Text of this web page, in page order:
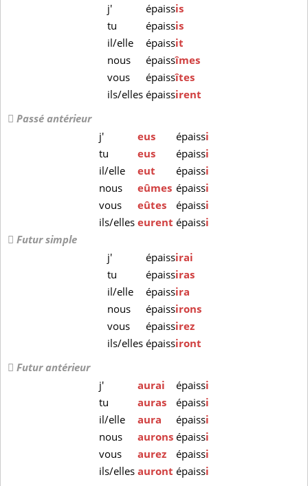
j'
épaissis
tu
épaissis
il/elle
épaissit
nous
épaissîmes
vous
épaissîtes
ils/elles épaissirent
Passé antérieur
j'
eus épaissi
tu
eus épaissi
il/elle
eut épaissi
nous
eûmes épaissi
vous
eûtes épaissi
ils/elleseurent épaissi
Futur simple
j'
épaissirai
tu
épaissiras
il/elle
épaissira
nous
épaissirons
vous
épaissirez
ils/elles épaissiront
Futur antérieur
j'
aurai épaissi
tu
auras épaissi
il/elle
aura épaissi
nous
auronsépaissi
vous
aurez épaissi
ils/ellesauront épaissi